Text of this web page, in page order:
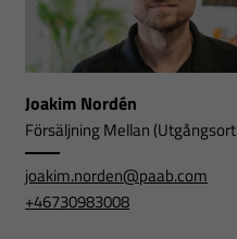
Joakim Nordén
Försäljning Mellan
joakim.norden@paab.com
+46730983008